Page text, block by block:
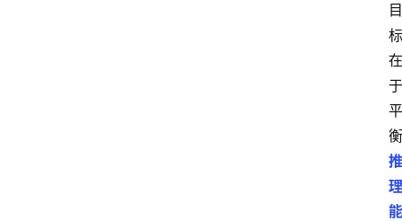
目
标
在
于
平
衡
推
理
能